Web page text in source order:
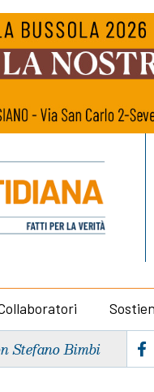
Stefano Bimbi